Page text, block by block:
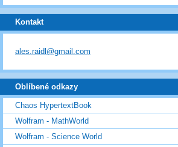
Kontakt
ales.raidl@gmail.com
Oblíbené odkazy
Chaos HypertextBook
Wolfram - MathWorld
Wolfram - Science World